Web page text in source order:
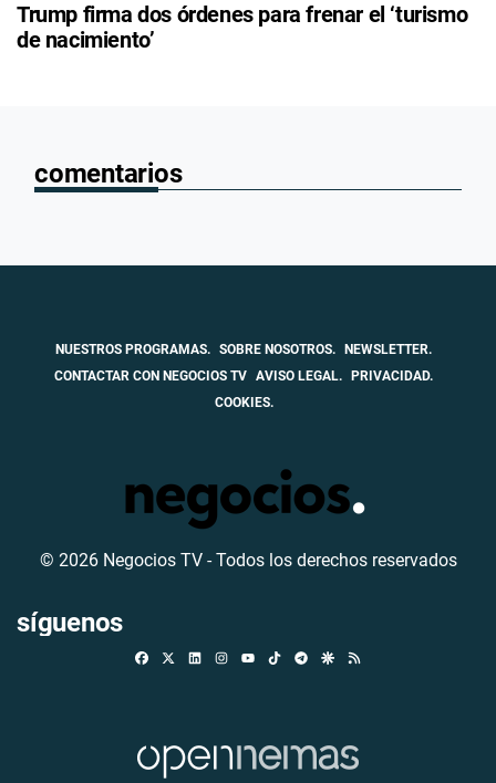
Trump firma dos órdenes para frenar el ‘turismo
de nacimiento’
comentarios
NUESTROS PROGRAMAS. SOBRE NOSOTROS.
NEWSLETTER.
CONTACTAR CON NEGOCIOS TV AVISO LEGAL.
PRIVACIDAD.
COOKIES.
© 2026 Negocios TV - Todos los derechos reservados
síguenos
FacebookLinkedinInstagramTikTokTelegramGoogle Discover